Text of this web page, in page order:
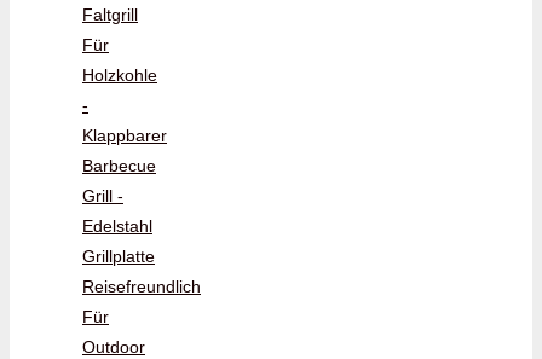
Faltgrill
Für
Holzkohle
-
Klappbarer
Barbecue
Grill -
Edelstahl
Grillplatte
Reisefreundlich
Für
Outdoor